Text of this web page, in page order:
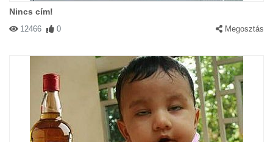
Nincs cím!
12466 0 Megosztás